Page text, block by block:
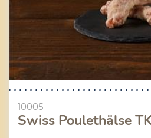
10005
Swiss Poulethälse